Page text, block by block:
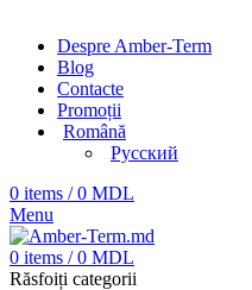
Despre Amber-Term
Blog
Contacte
Promoții
Română
Русский
0 items / 0 MDL
Menu
0 items / 0 MDL
Răsfoiți categorii